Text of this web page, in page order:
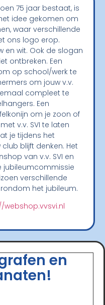
75 jaar bestaat, is
idee gekomen om
waar verschillende
ons logo erop.
en wit. Ook de slogan
ontbreken. Een
op school/werk te
om jouw v.v.
compleet te
Een
om je zoon of
v.v. SVI te laten
je tijdens het
blijft denken. Het
van v.v. SVI en
verschillende
het jubileum.
webshop.vvsvi.nl
en